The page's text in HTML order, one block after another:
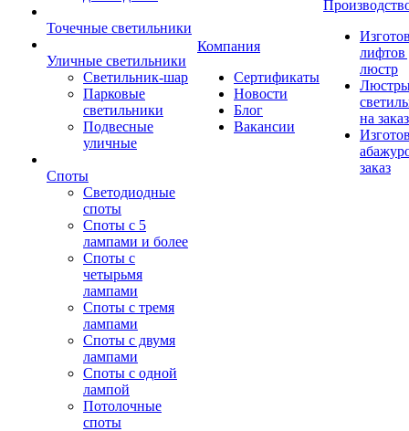
Точечные светильники
Уличные светильники
Светильник-шар
Парковые
светильники
Подвесные
уличные
Споты
Светодиодные
споты
Споты с 5
лампами и более
Споты с
четырьмя
лампами
Споты с тремя
лампами
Споты с двумя
лампами
Споты с одной
лампой
Потолочные
споты
Компания
Сертификаты
Новости
Блог
Вакансии
лифтов
люстр
на заказ
заказ